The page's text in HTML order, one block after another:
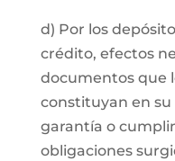
d) Por los
crédito, efectos
documentos que
constituyan en
garantía o
obligaciones